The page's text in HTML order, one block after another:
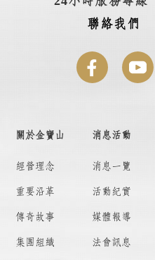
聯絡我們
關於金寶山
經營理念
重要沿革
傳奇故事
集團組織
消息活動
消息一覽
活動紀實
媒體報導
法會訊息